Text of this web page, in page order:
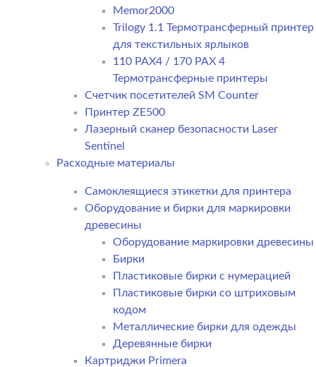
Memor2000
Trilogy 1.1 Термотрансферный принтер
для текстильных ярлыков
110 PAX4 / 170 PAX 4
Термотрансферные принтеры
Счетчик посетителей SM Counter
Принтер ZE500
Лазерный сканер безопасности Laser
Sentinel
Расходные материалы
Самоклеящиеся этикетки для принтера
Оборудование и бирки для маркировки
древесины
Оборудование маркировки древесины
Бирки
Пластиковые бирки с нумерацией
Пластиковые бирки со штриховым
кодом
Металлические бирки для одежды
Деревянные бирки
Картриджи Primera